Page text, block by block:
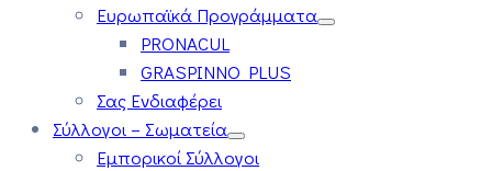
Ευρωπαϊκά Προγράμματα
PRONACUL
GRASPINNO PLUS
Σας Ενδιαφέρει
Σύλλογοι – Σωματεία
Εμπορικοί Σύλλογοι